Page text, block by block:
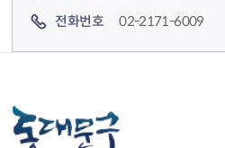
전화번호
02-2171-6009